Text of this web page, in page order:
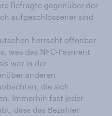
Befragte gegenüber der
aufgeschlossener sind
herrscht offenbar
was das NFC-Payment
war in der
anderen
die sich
Immerhin fast jeder
dass das Bezahlen